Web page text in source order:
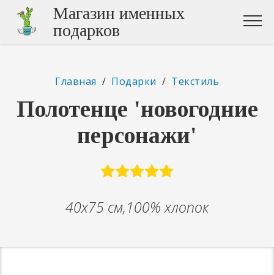
Магазин именных
подарков
Главная / Подарки / Текстиль
Полотенце 'новогодние
персонажи'
40х75 см,100% хлопок